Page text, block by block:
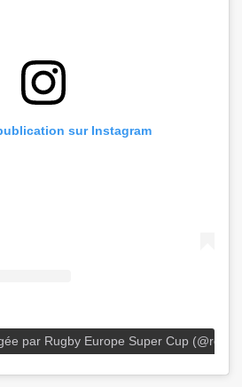
sur Instagram
par Rugby Europe Super Cup